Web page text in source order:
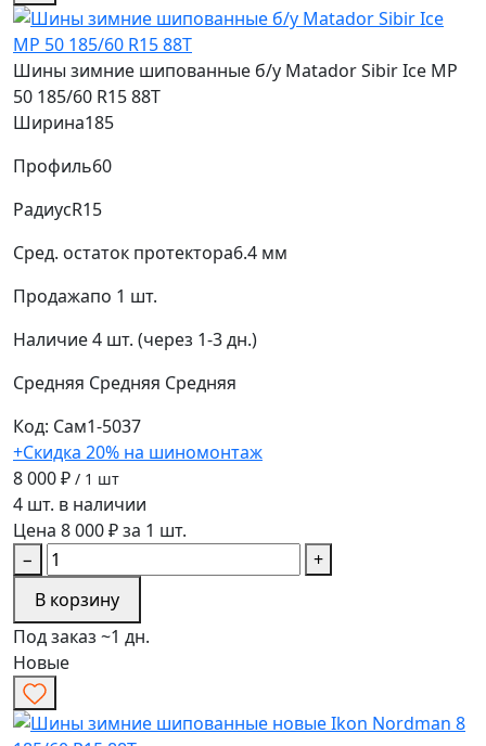
Шины зимние шипованные б/у Matador Sibir Ice MP
50 185/60 R15 88T
Ширина185
Профиль60
РадиусR15
Сред. остаток протектора6.4 мм
Продажапо 1 шт.
Наличие4 шт. (через 1-3 дн.)
Средняя Средняя Средняя
Код: Сам1-5037
+Скидка 20% на шиномонтаж
8 000 ₽ / 1 шт
4 шт. в наличии
Цена 8 000 ₽ за 1 шт.
−
+
В корзину
Под заказ ~1 дн.
Новые